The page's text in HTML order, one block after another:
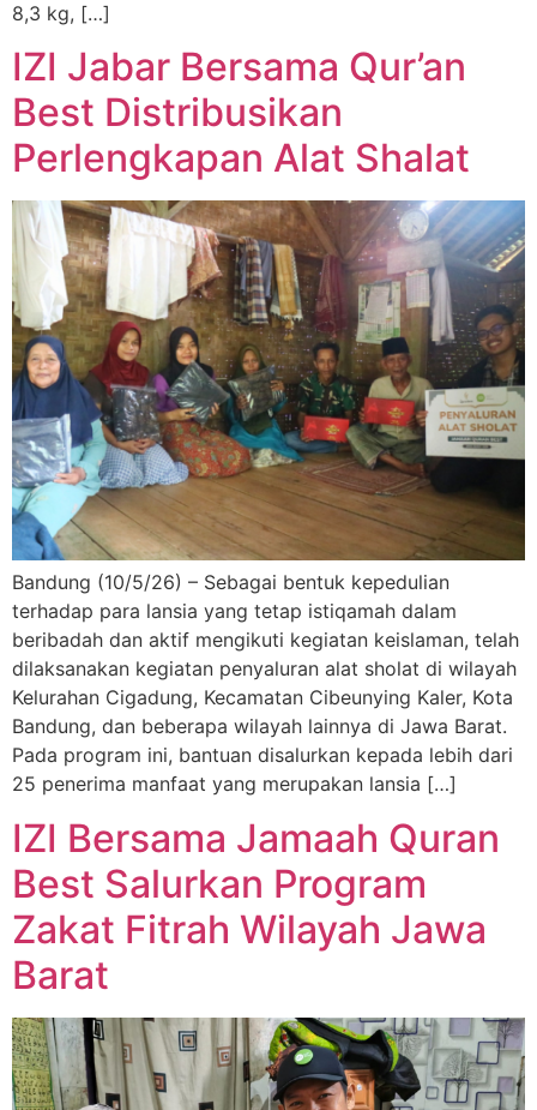
8,3 kg, […]
IZI Jabar Bersama Qur’an
Best Distribusikan
Perlengkapan Alat Shalat
Bandung (10/5/26) – Sebagai bentuk kepedulian
terhadap para lansia yang tetap istiqamah dalam
beribadah dan aktif mengikuti kegiatan keislaman, telah
dilaksanakan kegiatan penyaluran alat sholat di wilayah
Kelurahan Cigadung, Kecamatan Cibeunying Kaler, Kota
Bandung, dan beberapa wilayah lainnya di Jawa Barat.
Pada program ini, bantuan disalurkan kepada lebih dari
25 penerima manfaat yang merupakan lansia […]
IZI Bersama Jamaah Quran
Best Salurkan Program
Zakat Fitrah Wilayah Jawa
Barat